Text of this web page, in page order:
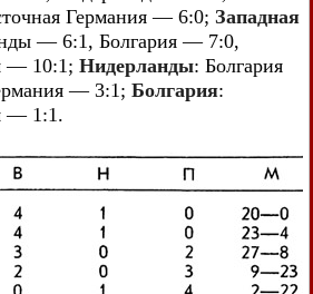
Германия — 6:0; Западная
— 6:1, Болгария — 7:0,
— 10:1; Нидерланды: Болгария
— 3:1; Болгария:
— 1:1.